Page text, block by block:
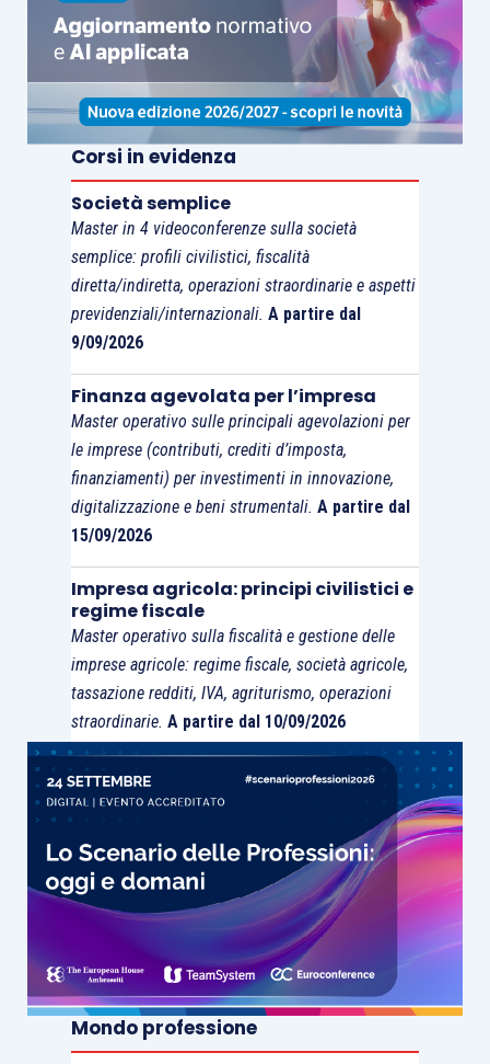
Corsi in evidenza
Società semplice
Master in 4 videoconferenze sulla società
semplice: profili civilistici, fiscalità
diretta/indiretta, operazioni straordinarie e aspetti
previdenziali/internazionali. A partire dal
9/09/2026
Finanza agevolata per l’impresa
Master operativo sulle principali agevolazioni per
le imprese (contributi, crediti d’imposta,
finanziamenti) per investimenti in innovazione,
digitalizzazione e beni strumentali. A partire dal
15/09/2026
Impresa agricola: principi civilistici e
regime fiscale
Master operativo sulla fiscalità e gestione delle
imprese agricole: regime fiscale, società agricole,
tassazione redditi, IVA, agriturismo, operazioni
straordinarie. A partire dal 10/09/2026
Mondo professione